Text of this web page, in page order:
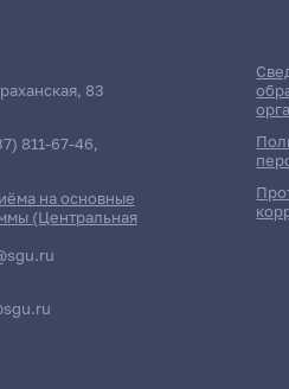
83
811-67-46,
на основные
(Центральная